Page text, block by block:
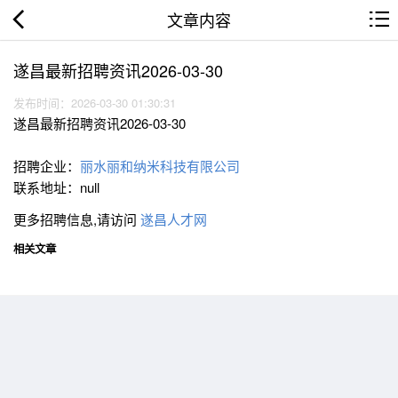
文章内容
遂昌最新招聘资讯2026-03-30
发布时间：2026-03-30 01:30:31
遂昌最新招聘资讯2026-03-30
招聘企业： 丽水丽和纳米科技有限公司
联系地址：null
更多招聘信息,请访问 遂昌人才网
相关文章